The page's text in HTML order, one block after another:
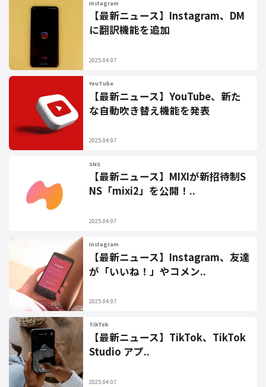
Instagram
【最新ニュース】Instagram、DM
に翻訳機能を追加
2025.04.07
YouTube
【最新ニュース】YouTube、新た
な自動吹き替え機能を発表
2025.04.07
SNS
【最新ニュース】MIXIが新招待制S
NS「mixi2」を公開！..
2025.04.07
Instagram
【最新ニュース】Instagram、友達
が「いいね！」やコメン..
2025.04.07
TikTok
【最新ニュース】TikTok、TikTok
Studio アプ..
2025.04.07